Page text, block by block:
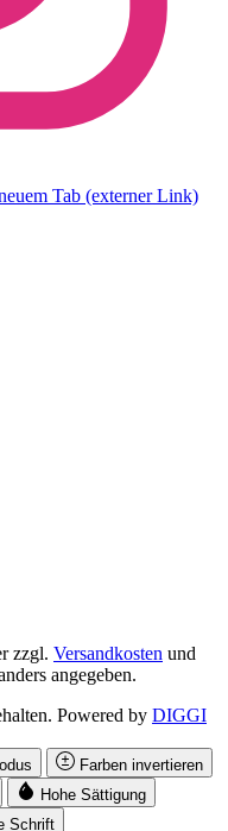
Tab (externer Link)
zzgl. Versandkosten und
angegeben.
Powered by DIGGI
Farben invertieren
Hohe Sättigung
Schrift